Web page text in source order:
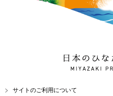
日本のひなた
MIYAZAKI
サイトのご利用について